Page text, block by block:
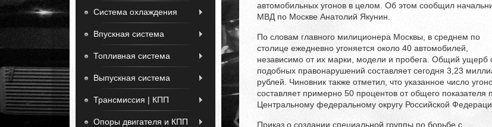
Система охлаждения
Впускная система
Топливная система
Выпускная система
Трансмиссия | КПП
Опоры двигателя и КПП
автомобильных угонов в целом. Об этом сообщил
МВД по Москве Анатолий Якунин.
По словам главного милиционера Москвы, в среднем по
столице ежедневно угоняется около 40 автомобилей,
независимо от их марки, модели и пробега. Общий ущерб
подобных правонарушений составляет сегодня 3,23
рублей. Чиновник также отметил, что указанное число
составляет примерно 50 процентов от общего показателя
Центральному федеральному округу Российской
Приказ о создании специальной группы по борьбе с